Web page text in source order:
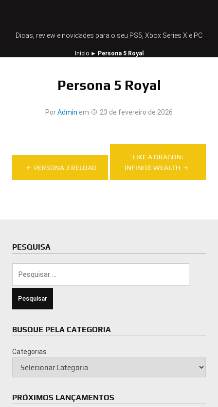
Dicas, review e novidades para o seu PS5, Xbox Series X e PC
Início► Persona 5 Royal
Persona 5 Royal
PorAdmin em 23 de fevereiro de 2026
Navegação
de PERSONA 3 RELOAD
LIKE A DRAGON:
INFINITE WEALTH
PESQUISA
BUSQUE PELA CATEGORIA
Categorias
PRÓXIMOS LANÇAMENTOS